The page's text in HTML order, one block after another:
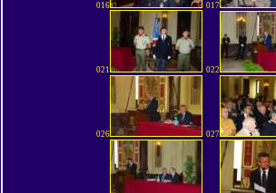
016 017
021 022
026 027